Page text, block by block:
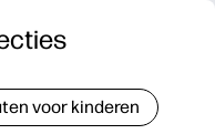
voor kinderen